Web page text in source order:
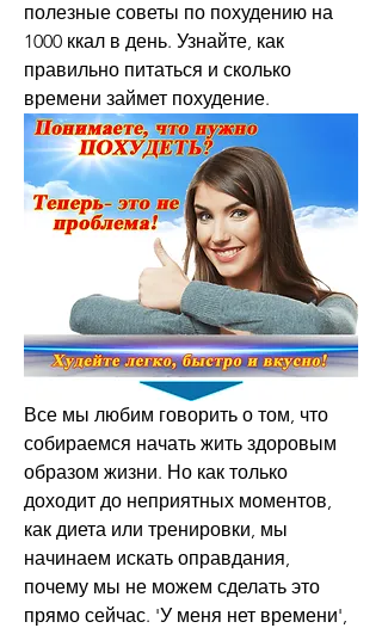
полезные советы по похудению на
1000 ккал в день. Узнайте, как
правильно питаться и сколько
времени займет похудение.
Все мы любим говорить о том, что
собираемся начать жить здоровым
образом жизни. Но как только
доходит до неприятных моментов,
как диета или тренировки, мы
начинаем искать оправдания,
почему мы не можем сделать это
прямо сейчас. 'У меня нет времени',